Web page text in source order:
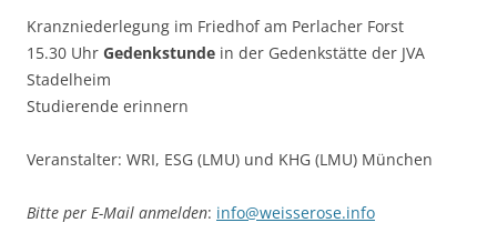
Kranzniederlegung im Friedhof am Perlacher Forst
15.30 Uhr Gedenkstunde in der Gedenkstätte der JVA
Stadelheim
Studierende erinnern
Veranstalter: WRI, ESG (LMU) und KHG (LMU) München
Bitte per E-Mail anmelden: info@weisserose.info